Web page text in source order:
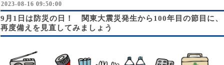
2023-08-16 09:50:00
9月1日は防災の日！ 関東大震災発生から100年目の節目に、
再度備えを見直してみましょう